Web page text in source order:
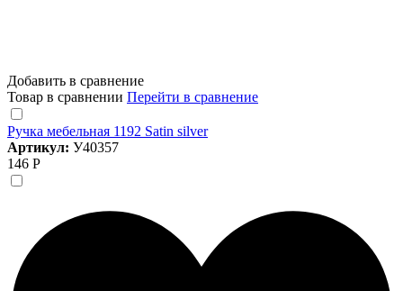
Добавить в сравнение
Товар в сравнении Перейти в сравнение
Ручка мебельная 1192 Satin silver
Артикул: У40357
146 Р